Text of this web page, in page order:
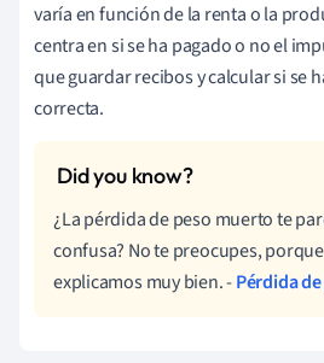
varía en función de la renta o la
centra en si se ha pagado o no el
que guardar recibos y calcular si se
correcta.
¿La pérdida de peso muerto te
confusa? No te preocupes,
explicamos muy bien. -Pérdida